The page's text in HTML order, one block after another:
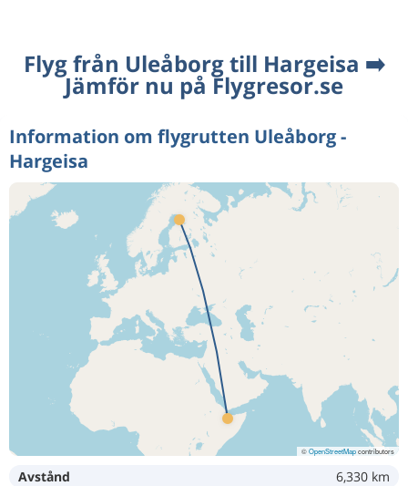
Flyg från Uleåborg till Hargeisa ➡️
Jämför nu på Flygresor.se
Information om flygrutten Uleåborg -
Hargeisa
©OpenStreetMapcontributors
Avstånd 6,330 km